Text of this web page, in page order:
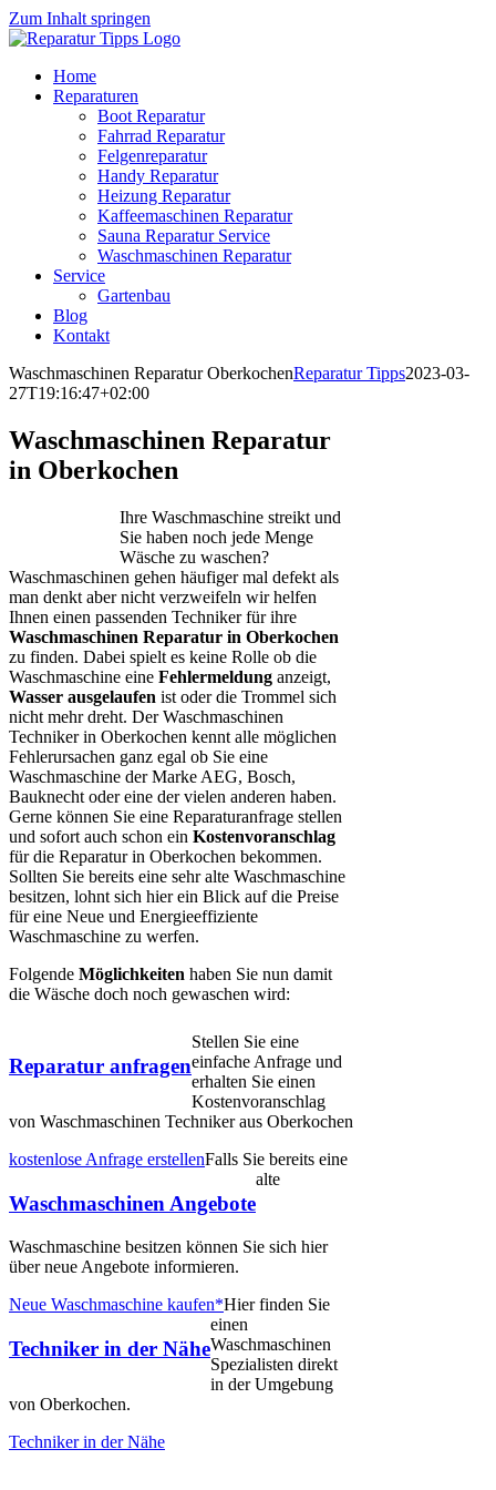
Zum Inhalt springen
Home
Reparaturen
Boot Reparatur
Fahrrad Reparatur
Felgenreparatur
Handy Reparatur
Heizung Reparatur
Kaffeemaschinen Reparatur
Sauna Reparatur Service
Waschmaschinen Reparatur
Service
Gartenbau
Blog
Kontakt
Waschmaschinen Reparatur OberkochenReparatur Tipps2023-03-
27T19:16:47+02:00
Waschmaschinen Reparatur
in Oberkochen
Ihre Waschmaschine streikt und
Sie haben noch jede Menge
Wäsche zu waschen?
Waschmaschinen gehen häufiger mal defekt als
man denkt aber nicht verzweifeln wir helfen
Ihnen einen passenden Techniker für ihre
Waschmaschinen Reparatur in Oberkochen
zu finden. Dabei spielt es keine Rolle ob die
Waschmaschine eine Fehlermeldung anzeigt,
Wasser ausgelaufen ist oder die Trommel sich
nicht mehr dreht. Der Waschmaschinen
Techniker in Oberkochen kennt alle möglichen
Fehlerursachen ganz egal ob Sie eine
Waschmaschine der Marke AEG, Bosch,
Bauknecht oder eine der vielen anderen haben.
Gerne können Sie eine Reparaturanfrage stellen
und sofort auch schon ein Kostenvoranschlag
für die Reparatur in Oberkochen bekommen.
Sollten Sie bereits eine sehr alte Waschmaschine
besitzen, lohnt sich hier ein Blick auf die Preise
für eine Neue und Energieeffiziente
Waschmaschine zu werfen.
Folgende Möglichkeiten haben Sie nun damit
die Wäsche doch noch gewaschen wird:
Reparatur anfragen
Stellen Sie eine
einfache Anfrage und
erhalten Sie einen
Kostenvoranschlag
von Waschmaschinen Techniker aus Oberkochen
kostenlose Anfrage erstellen
Waschmaschinen Angebote
Falls Sie bereits eine
alte
Waschmaschine besitzen können Sie sich hier
über neue Angebote informieren.
Neue Waschmaschine kaufen*
Techniker in der Nähe
Hier finden Sie
einen
Waschmaschinen
Spezialisten direkt
in der Umgebung
von Oberkochen.
Techniker in der Nähe